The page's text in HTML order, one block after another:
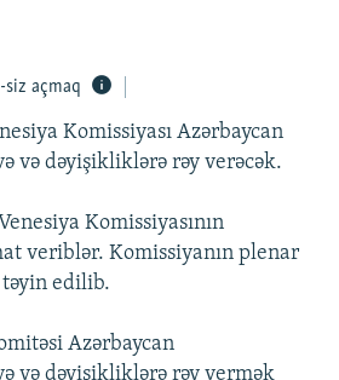
KITABXANASI
siz açmaq
Komissiyası Azərbaycan
və dəyişikliklərə rəy verəcək.
Komissiyasının
veriblər. Komissiyanın plenar
təyin edilib.
Azərbaycan
və dəyişikliklərə rəy vermək